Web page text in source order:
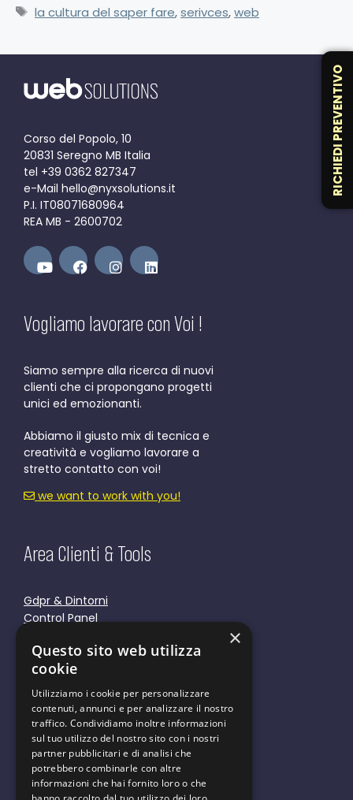
RICHIEDI PREVENTIVO
la cultura del saper fare,serivces,web
Corso del Popolo, 10
20831 Seregno MB Italia
tel +39 0362 827347
e-Mail hello@nyxsolutions.it
P.I. IT08071680964
REA MB - 2600702
Vogliamo lavorare con Voi !
Siamo sempre alla ricerca di nuovi
clienti che ci propongano progetti
unici ed emozionanti.
Abbiamo il giusto mix di tecnica e
creatività e vogliamo lavorare a
stretto contatto con voi!
we want to work with you!
Area Clienti & Tools
Gdpr & Dintorni
Control Panel
Cookie Policy
Privacy Policy
We are green
×
Questo sito web utilizza
cookie
Utilizziamo i cookie per personalizzare
contenuti, annunci e per analizzare il nostro
traffico. Condividiamo inoltre informazioni
sul tuo utilizzo del nostro sito con i nostri
partner pubblicitari e di analisi che
potrebbero combinarle con altre
informazioni che hai fornito loro o che